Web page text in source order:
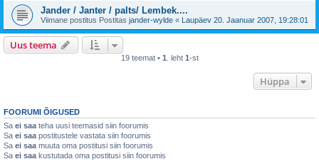
Jander / Janter / palts/ Lembek....
Viimane postitus Postitas jander-wylde « Laupäev 20. Jaanuar 2007, 19:28:01
Uus teema
19 teemat • 1 . leht 1-st
Hüppa
FOORUMI ÕIGUSED
Sa ei saa teha uusi teemasid siin foorumis
Sa ei saa postitustele vastata siin foorumis
Sa ei saa muuta oma postitusi siin foorumis
Sa ei saa kustutada oma postitusi siin foorumis